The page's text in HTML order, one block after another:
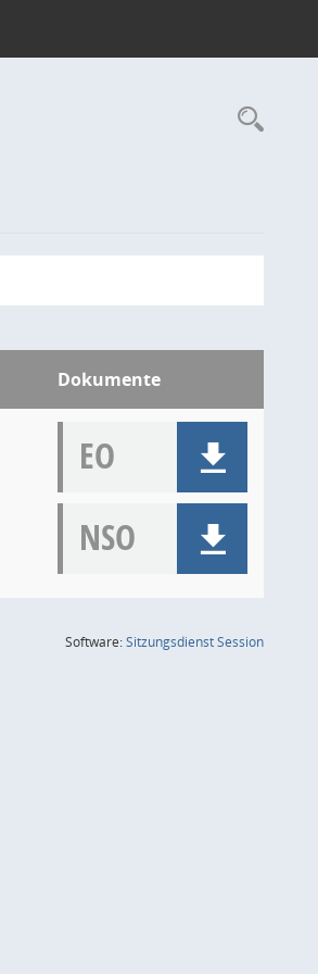
Dokumente
EO
NSO
Software:SitzungsdienstSession(Wird in